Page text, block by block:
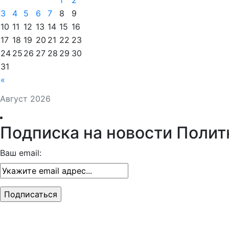
Август 2026
«
3
4 5 6 7 8
9
10 11 12 13 14 15 16
17 18 19 20 21 22 23
24 25 26 27 28 29 30
31
Подписка на новости
Ваш email: